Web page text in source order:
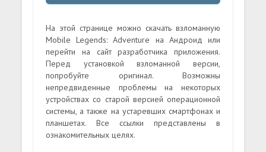
На этой странице можно скачать взломанную
Mobile Legends: Adventure на Андроид или
перейти на сайт разработчика приложения.
Перед установкой взломанной версии,
попробуйте оригинал. Возможны
непредвиденные проблемы на некоторых
устройствах со старой версией операционной
системы, а также на устаревших смартфонах и
планшетах. Все ссылки представлены в
ознакомительных целях.